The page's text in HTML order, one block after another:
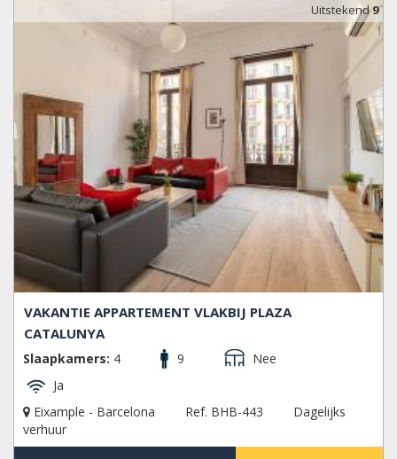
Uitstekend9
VAKANTIE APPARTEMENT VLAKBIJ PLAZA
CATALUNYA
Slaapkamers: 4 9
Nee
Ja
Eixample - Barcelona
Ref. BHB-443
Dagelijks
verhuur